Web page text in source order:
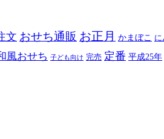
文 おせち通販 お正月 かまぼこ に
風おせち 子ども向け 完売 定番 平成25年